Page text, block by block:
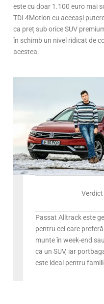
este cu doar 1.100 euro mai
TDI 4Motion cu aceeași
ca preț sub orice SUV
în schimb un nivel ridicat de
acestea.
Passat Alltrack este
pentru cei care
munte în week-end
ca un SUV, iar
este ideal pentru